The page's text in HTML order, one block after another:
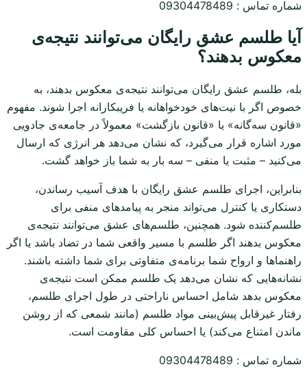
شماره تماس : 09304478489
آیا طلسم عشق رایگان می‌توانند نتیجه‌ی
معکوس بدهند؟
بله، طلسم عشق رایگان می‌توانند نتیجه‌ی معکوس بدهند، به
خصوص اگر با نیت‌های خودخواهانه یا فریبکارانه اجرا شوند. مفهوم
«قانون سه‌گانه» یا «قانون بازگشت» معمولاً در جامعه‌ی جادویی
مورد اشاره قرار می‌گیرد، که نشان می‌دهد هر انرژی که ارسال
می‌کنید – مثبت یا منفی – سه بار به شما باز خواهد گشت.
بنابراین، اجرای طلسم عشق رایگان با هدف آسیب رساندن،
دستکاری یا کنترل می‌تواند منجر به پیامدهای منفی برای
طلسم‌کننده شود. همچنین، طلسم‌های عشق می‌توانند نتیجه‌ی
معکوس بدهند اگر طلسم با مسیر واقعی شما در تضاد باشد یا اگر
راهنماها و ارواح شما برنامه‌ی متفاوتی برای شما داشته باشند.
نشانه‌هایی که نشان می‌دهد یک طلسم ممکن است نتیجه‌ی
معکوس بدهد شامل احساس ناراحتی در طول اجرای طلسم،
رفتار غیرقابل پیش‌بینی مواد طلسم (مانند شمعی که از روشن
ماندن امتناع می‌کند) یا احساس کلی مقاومت است.
شماره تماس : 09304478489